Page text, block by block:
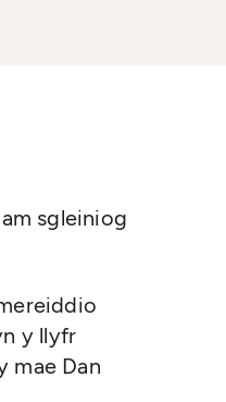
sgleiniog
y llyfr
mae Dan